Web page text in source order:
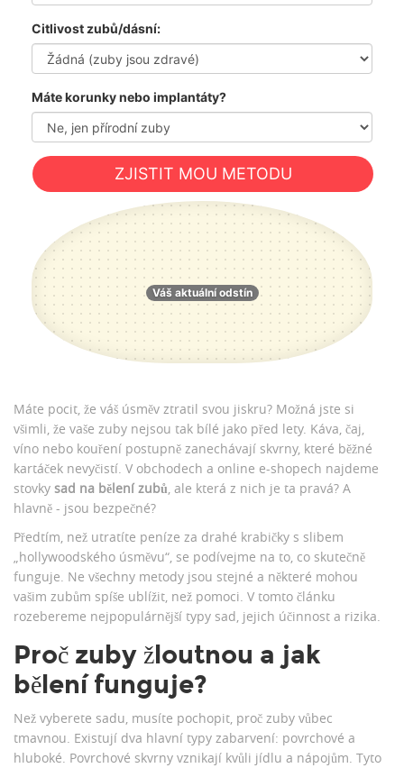
Citlivost zubů/dásní:
Máte korunky nebo implantáty?
ZJISTIT MOU METODU
Váš aktuální odstín
Máte pocit, že váš úsměv ztratil svou jiskru? Možná jste si
všimli, že vaše zuby nejsou tak bílé jako před lety. Káva, čaj,
víno nebo kouření postupně zanechávají skvrny, které běžné
kartáček nevyčistí. V obchodech a online e-shopech najdeme
stovky sad na bělení zubů, ale která z nich je ta pravá? A
hlavně - jsou bezpečné?
Předtím, než utratíte peníze za drahé krabičky s slibem
„hollywoodského úsměvu“, se podívejme na to, co skutečně
funguje. Ne všechny metody jsou stejné a některé mohou
vašim zubům spíše ublížit, než pomoci. V tomto článku
rozebereme nejpopulárnější typy sad, jejich účinnost a rizika.
Proč zuby žloutnou a jak
bělení funguje?
Než vyberete sadu, musíte pochopit, proč zuby vůbec
tmavnou. Existují dva hlavní typy zabarvení: povrchové a
hluboké. Povrchové skvrny vznikají kvůli jídlu a nápojům. Tyto